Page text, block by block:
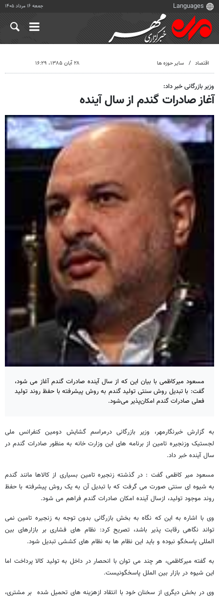
جمعه ۱۶ مرداد ۱۴۰۵
اقتصاد سایر حوزه ها ۲۸ آبان ۱۳۸۵، ۱۶:۲۹
وزیر بازرگانی خبر داد:
آغاز صادرات گندم از سال آینده
مسعود میرکاظمی با بیان این که از سال آینده صادرات گندم آغاز می شود،
گفت: با تبدیل روش سنتی تولید گندم به روش پیشرفته با حفظ روند تولید
فعلی صادرات گندم امکان‌پذیر می‌شود.
به گزارش خبرنگارمهر، وزیر بازرگانی درمراسم گشایش دومین کنفرانس ملی
لجستیک وزنجیره تامین از برنامه های این وزارت خانه به منظور صادرات گندم در
سال آینده خبر داد.
مسعود میر کاظمی گفت : در گذشته زنجیره تامین بسیاری از کالاها مانند گندم
به شیوه ای سنتی صورت می گرفت که با تبدیل آن به یک روش پیشرفته با حفظ
روند موجود تولید، ازسال آینده امکان صادرات گندم فراهم می شود.
وی با اشاره به این که نگاه به بخش بازرگانی بدون توجه به زنجیره تامین نمی
تواند نگاهی رقابت پذیر باشد، تصریح کرد: نظام های فشاری بر بازارهای بین
المللی پاسخگو نبوده و باید این نظام ها به نظام های کششی تبدیل شود.
به گفته میرکاظمی، هر چند می توان با انحصار در داخل به تولید کالا پرداخت اما
این شیوه در بازار بین الملل پاسخگونیست.
وی در بخش دیگری از سخنان خود با انتقاد ازهزینه های تحمیل شده بر مشتری،